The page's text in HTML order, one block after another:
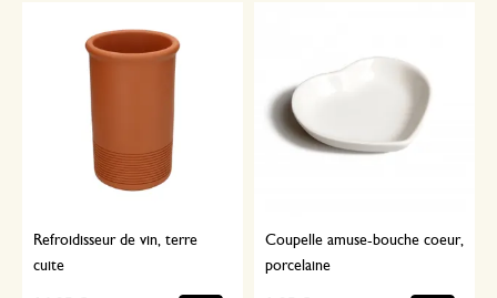
Refroidisseur de vin, terre
cuite
Coupelle amuse-bouche coeur,
porcelaine